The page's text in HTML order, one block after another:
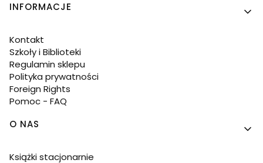
INFORMACJE
Kontakt
Szkoły i Biblioteki
Regulamin sklepu
Polityka prywatności
Foreign Rights
Pomoc - FAQ
O NAS
Książki stacjonarnie